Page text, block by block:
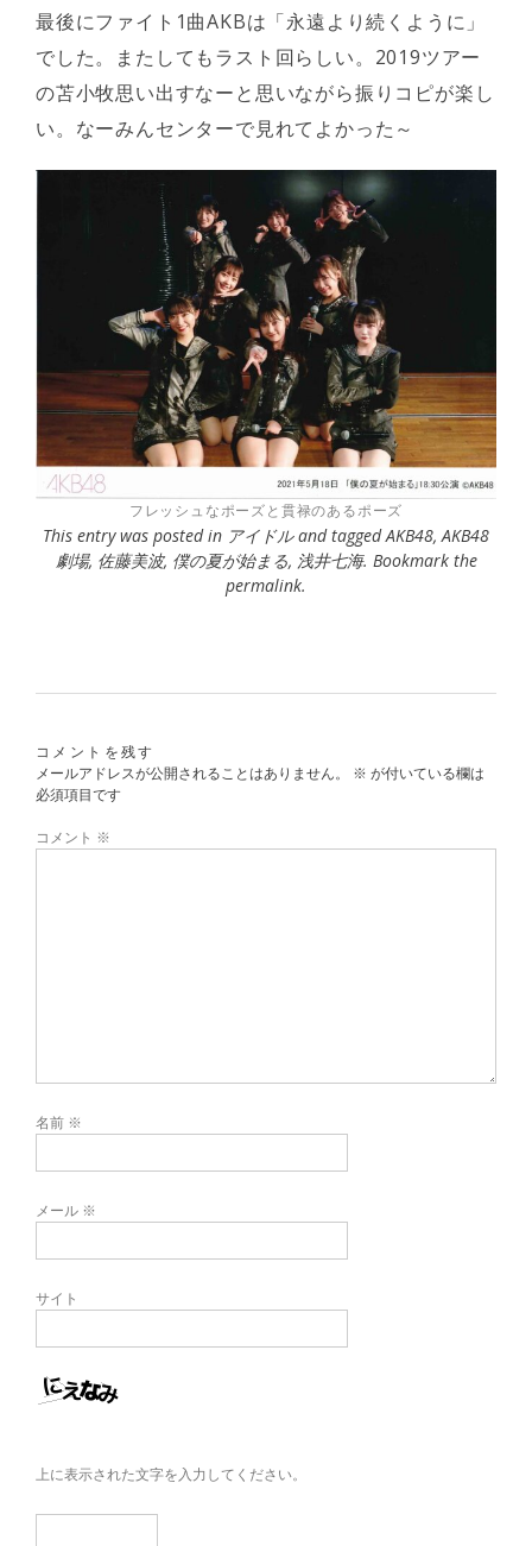
最後にファイト1曲AKBは「永遠より続くように」
でした。またしてもラスト回らしい。2019ツアー
の苫小牧思い出すなーと思いながら振りコピが楽し
い。なーみんセンターで見れてよかった～
フレッシュなポーズと貫禄のあるポーズ
This entry was posted in アイドルand taggedAKB48,AKB48
劇場, 佐藤美波, 僕の夏が始まる, 浅井七海. Bookmark the
permalink.
コメントを残す
メールアドレスが公開されることはありません。
※ が付いている欄は
必須項目です
コメント ※
名前 ※
メール ※
サイト
上に表示された文字を入力してください。